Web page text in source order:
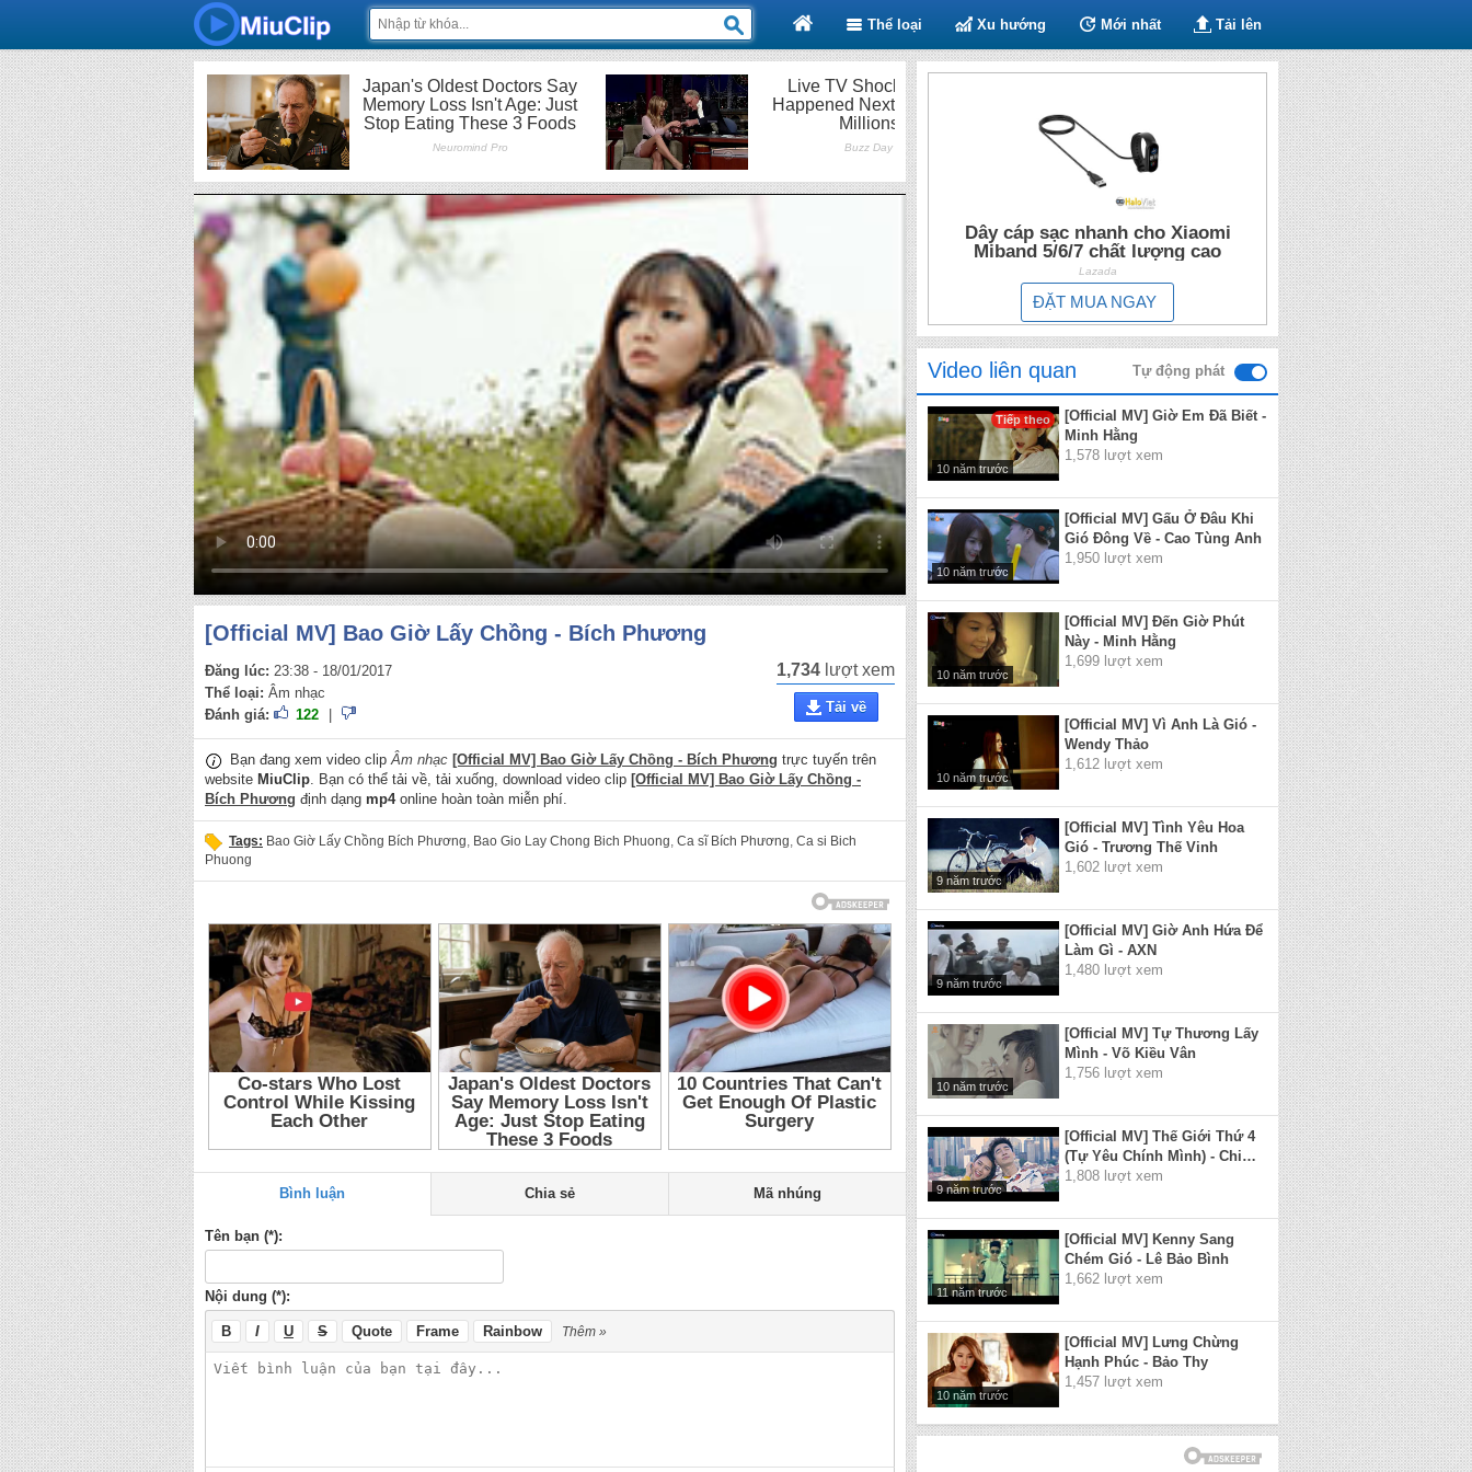
Thể loại Xu hướng Mới nhất Tải lên
[Official MV] Bao Giờ Lấy Chồng - Bích Phương
Đăng lúc: 23:38 - 18/01/2017
Thể loại: Âm nhạc
Đánh giá:
122
1,734 lượt xem
Tải về
Bạn đang xem video clipÂm nhạc [Official MV] Bao Giờ Lấy Chồng - Bích Phương trực tuyến trên
website MiuClip. Bạn có thể tải về, tải xuống, download video clip [Official MV] Bao Giờ Lấy Chồng -
Bích Phương định dạng mp4online hoàn toàn miễn phí.
Tags: Bao Giờ Lấy Chồng Bích Phương, Bao Gio Lay Chong Bich Phuong, Ca sĩ Bích Phương, Ca si Bich
Phuong
Bình luận Chia sẻ Mã nhúng
Tên bạn (*):
Nội dung (*):
B I U S Quote Frame Rainbow Thêm »
Dây cáp sạc nhanh cho Xiaomi
Miband 5/6/7 chất lượng cao
Lazada
ĐẶT MUA NGAY
Video liên quan Tự động phát
Tiếp theo
10 năm trước
[Official MV] Giờ Em Đã Biết -
Minh Hằng
1,578 lượt xem
10 năm trước
[Official MV] Gấu Ở Đâu Khi
Gió Đông Về - Cao Tùng Anh
1,950 lượt xem
10 năm trước
[Official MV] Đến Giờ Phút
Này - Minh Hằng
1,699 lượt xem
10 năm trước
[Official MV] Vì Anh Là Gió -
Wendy Thảo
1,612 lượt xem
9 năm trước
[Official MV] Tình Yêu Hoa
Gió - Trương Thế Vinh
1,602 lượt xem
9 năm trước
[Official MV] Giờ Anh Hứa Để
Làm Gì - AXN
1,480 lượt xem
10 năm trước
[Official MV] Tự Thương Lấy
Mình - Võ Kiều Vân
1,756 lượt xem
9 năm trước
[Official MV] Thế Giới Thứ 4
(Tự Yêu Chính Mình) - Chi
Dân
1,808 lượt xem
11 năm trước
[Official MV] Kenny Sang
Chém Gió - Lê Bảo Bình
1,662 lượt xem
10 năm trước
[Official MV] Lưng Chừng
Hạnh Phúc - Bảo Thy
1,457 lượt xem